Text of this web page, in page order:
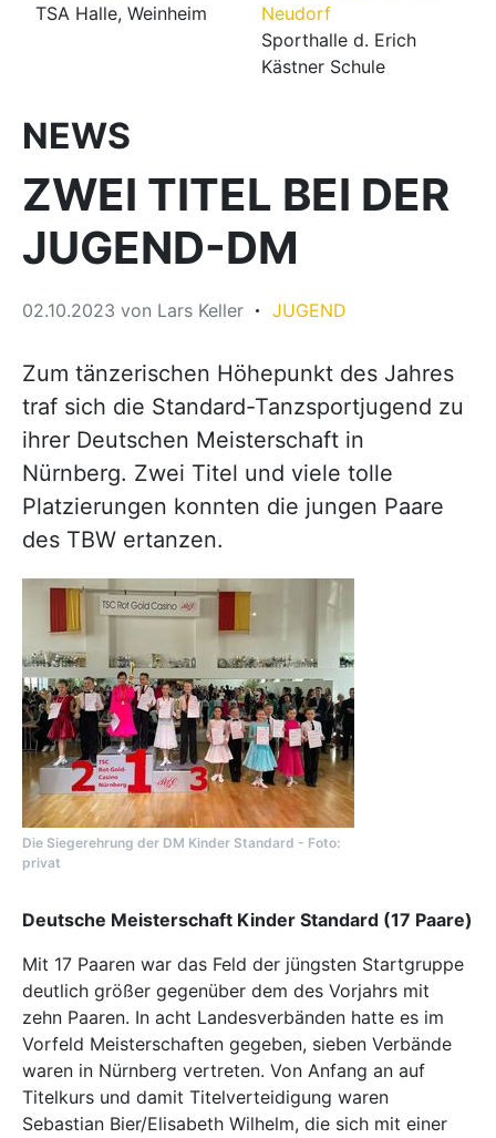
TSA Halle, Weinheim
Neudorf
Sporthalle d. Erich
Kästner Schule
NEWS
ZWEI TITEL BEI DER
JUGEND-DM
02.10.2023 von Lars Keller JUGEND
Zum tänzerischen Höhepunkt des Jahres
traf sich die Standard-Tanzsportjugend zu
ihrer Deutschen Meisterschaft in
Nürnberg. Zwei Titel und viele tolle
Platzierungen konnten die jungen Paare
des TBW ertanzen.
Die Siegerehrung der DM Kinder Standard - Foto:
privat
Deutsche Meisterschaft Kinder Standard (17 Paare)
Mit 17 Paaren war das Feld der jüngsten Startgruppe
deutlich größer gegenüber dem des Vorjahrs mit
zehn Paaren. In acht Landesverbänden hatte es im
Vorfeld Meisterschaften gegeben, sieben Verbände
waren in Nürnberg vertreten. Von Anfang an auf
Titelkurs und damit Titelverteidigung waren
Sebastian Bier/Elisabeth Wilhelm, die sich mit einer